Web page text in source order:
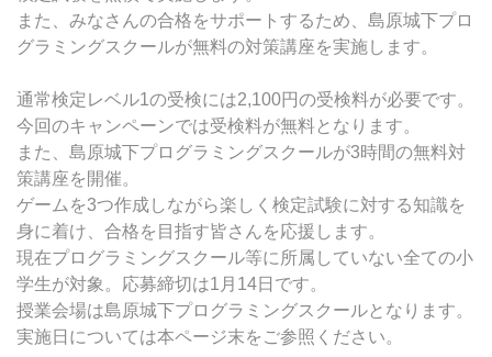
ビジネスクラス
また、みなさんの合格をサポートするため、島原城下プロ
グラミングスクールが無料の対策講座を実施します。
通常検定レベル1の受検には2,100円の受検料が必要です。
今回のキャンペーンでは受検料が無料となります。
また、島原城下プログラミングスクールが3時間の無料対
策講座を開催。
ゲームを3つ作成しながら楽しく検定試験に対する知識を
身に着け、合格を目指す皆さんを応援します。
現在プログラミングスクール等に所属していない全ての小
学生が対象。応募締切は1月14日です。
授業会場は島原城下プログラミングスクールとなります。
実施日については本ページ末をご参照ください。